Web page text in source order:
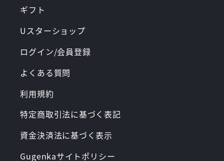
ギフト
Uスターショップ
ログイン/会員登録
よくある質問
利用規約
特定商取引法に基づく表記
資金決済法に基づく表示
Gugenkaサイトポリシー